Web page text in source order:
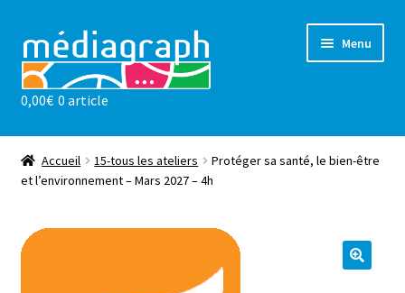
à
la
navigation
au
contenu
Menu
Les ateliers
sensibilisations
l’association
0,00€ 0 article
Accueil 15-tous les ateliers
Protéger sa santé, le bien-être
et l’environnement – Mars 2027 – 4h